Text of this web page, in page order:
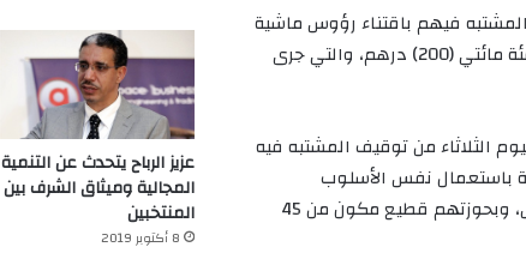
الجاري، بإشعار حول قيام المشتبه فيهم باقتناء رؤوس ماشية
من السوق الأسبوعي بنفس المدينة، مقابل مبالغ مكونة من 37 ورقة مالية مزورة من فئة مائتي (200) درهم، والتي جرى
الثلاثاء من توقيف المشتبه فيه
أثناء محاولته تصريف 51 ورقة مالية مزورة باستعمال نفس الأسلوب
الإجرامي، قبل أن تقود عملية أمنية لاحقة إلى توقيف باقي شركائه بضواحي مدينة فاس، وبحوزتهم قطيع مكون من 45
عزيز الرباح يتحدث عن التنمية
المجالية وميثاق الشرف بين
المنتخبين
8 أكتوبر 2019